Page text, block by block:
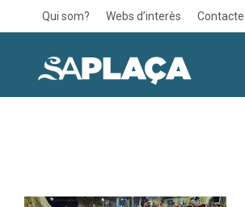
Qui som? Webs d’interès Contacte